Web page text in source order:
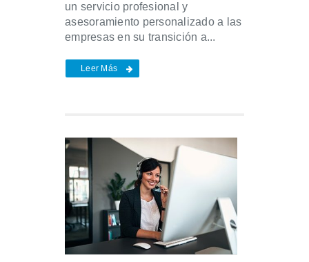
un servicio profesional y
asesoramiento personalizado a las
empresas en su transición a...
Leer Más